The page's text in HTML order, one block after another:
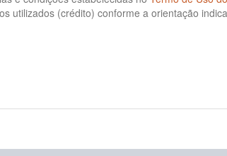
utilizados (crédito) conforme a orientação